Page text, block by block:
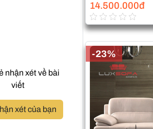
nhận xét về bài
viết
xét của bạn
14.500.000đ
-23%